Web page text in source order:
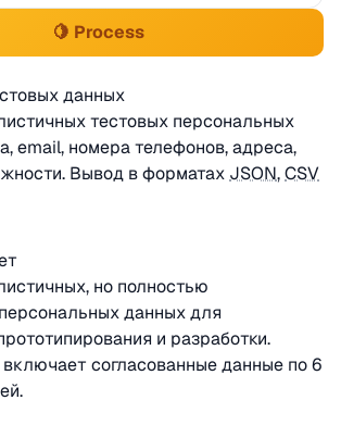
🍋 Process
данных
тестовых персональных
email, номера телефонов, адреса,
Вывод в форматах JSON,CSV
но полностью
данных для
и разработки.
согласованные данные по 6